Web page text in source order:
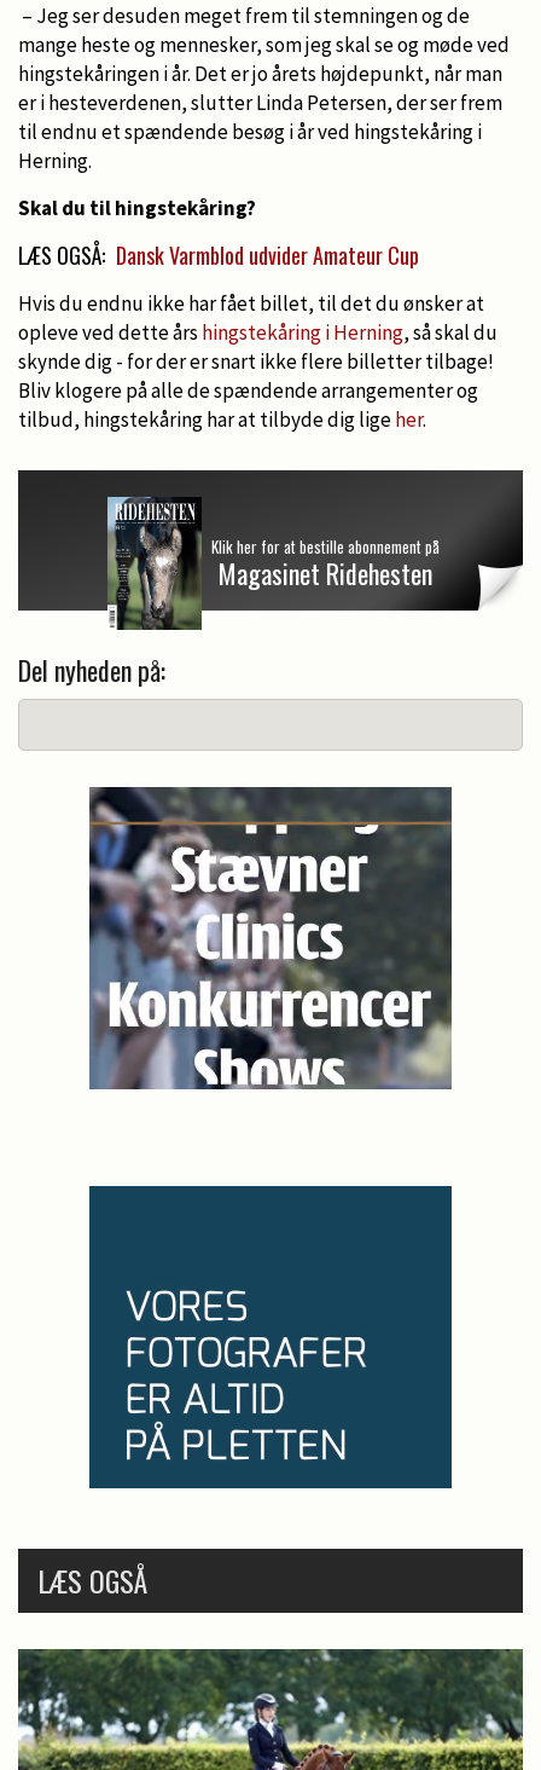
– Jeg ser desuden meget frem til stemningen og de
mange heste og mennesker, som jeg skal se og møde ved
hingstekåringen i år. Det er jo årets højdepunkt, når man
er i hesteverdenen, slutter Linda Petersen, der ser frem
til endnu et spændende besøg i år ved hingstekåring i
Herning.
Skal du til hingstekåring?
LÆS OGSÅ: Dansk Varmblod udvider Amateur Cup
Hvis du endnu ikke har fået billet, til det du ønsker at
opleve ved dette års hingstekåring i Herning, så skal du
skynde dig - for der er snart ikke flere billetter tilbage!
Bliv klogere på alle de spændende arrangementer og
tilbud, hingstekåring har at tilbyde dig ligeher.
Klik her for at bestille abonnement på
Magasinet Ridehesten
Del nyheden på:
LÆS OGSÅ